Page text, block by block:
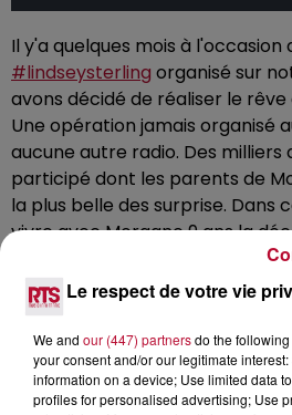
Il y'a quelques mois à
#lindseysterling organisé sur
avons décidé de réaliser le rêve
Une opération jamais organisé
aucune autre radio. Des milliers
participé dont les parents de
la plus belle des surprise. Dans
vivre avec Morgane 9 ans la
surprise. Toute l'année RTS
simples cadeaux. Une
auparavant par aucune autre
d'auditeurs y ont participé
Morgane qui lui ont fait la plus
cette vidéo vous allez vivre
Le respect de votre vie
We and our (447) partnersdo the
your consent and/or our legitimate
information on a device; Use limited data
profiles for personalised advertising; Use